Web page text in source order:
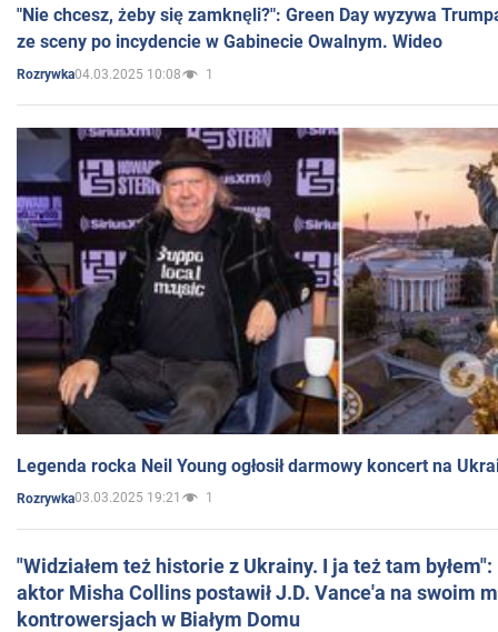
"Nie chcesz, żeby się zamknęli?": Green Day wyzywa
ze sceny po incydencie w Gabinecie Owalnym. Wideo
Rozrywka04.03.2025 10:08 1
Legenda rocka Neil Young ogłosił darmowy koncert na
Rozrywka03.03.2025 19:21 1
"Widziałem też historie z Ukrainy. I ja też tam
aktor Misha Collins postawił J.D. Vance'a na swoim
kontrowersjach w Białym Domu